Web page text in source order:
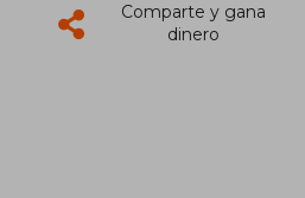
Comparte y gana
dinero